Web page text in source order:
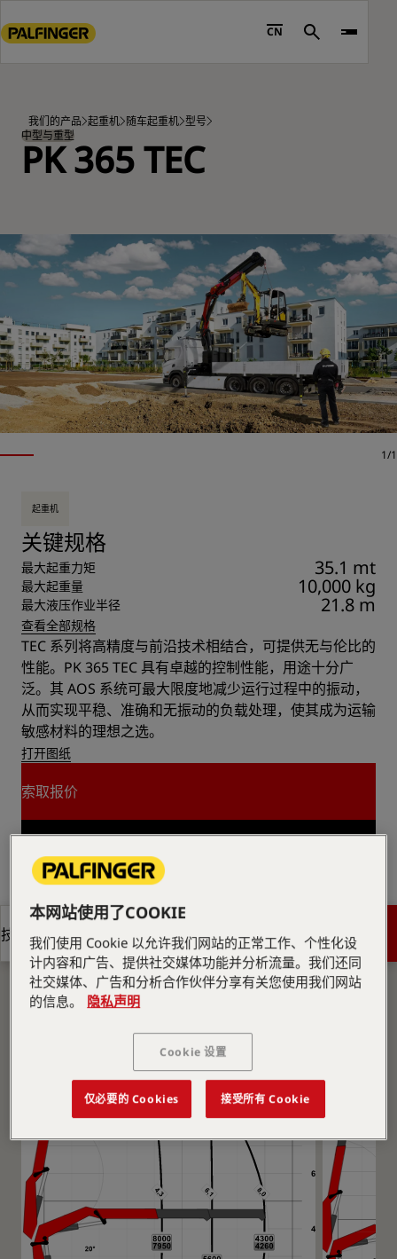
to
footer
content
CN Search
我们的产品 起重机 随车起重机 型号
中型与重型
PK 365 TEC
1/1
起重机
关键规格
最大起重力矩 35.1 mt
最大起重量 10,000 kg
最大液压作业半径 21.8 m
查看全部规格
TEC 系列将高精度与前沿技术相结合，可提供无与伦比的
性能。PK 365 TEC 具有卓越的控制性能，用途十分广
泛。其 AOS 系统可最大限度地减少运行过程中的振动，
从而实现平稳、准确和无振动的负载处理，使其成为运输
敏感材料的理想之选。
打开图纸
索取报价
查找销售合作伙伴
技术规格
技术规格
获取报价
获取报价
图纸
本网站使用了COOKIE
我们使用 Cookie 以允许我们网站的正常工作、个性化设
计内容和广告、提供社交媒体功能并分析流量。我们还同
社交媒体、广告和分析合作伙伴分享有关您使用我们网站
的信息。
隐私声明
Cookie 设置
仅必要的 Cookies 接受所有 Cookie